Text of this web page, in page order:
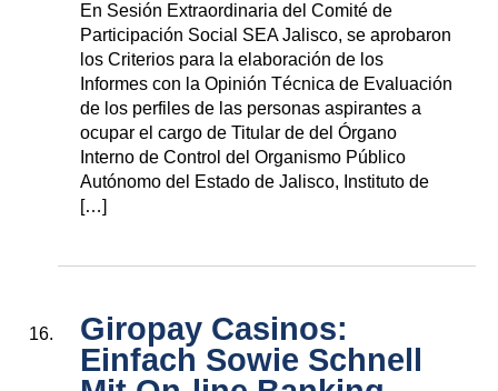
En Sesión Extraordinaria del Comité de
Participación Social SEA Jalisco, se aprobaron
los Criterios para la elaboración de los
Informes con la Opinión Técnica de Evaluación
de los perfiles de las personas aspirantes a
ocupar el cargo de Titular de del Órgano
Interno de Control del Organismo Público
Autónomo del Estado de Jalisco, Instituto de
[…]
Giropay Casinos:
Einfach Sowie Schnell